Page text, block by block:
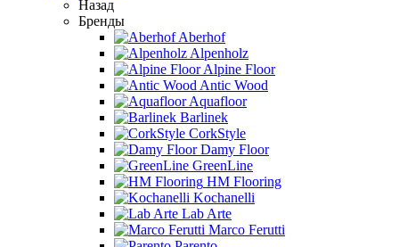
Назад
Бренды
Aberhof
Alpenholz
Alpine Floor
Antic Wood
Aquafloor
Barlinek
CorkStyle
Damy Floor
GreenLine
HM Flooring
Kochanelli
Lab Arte
Marco Ferutti